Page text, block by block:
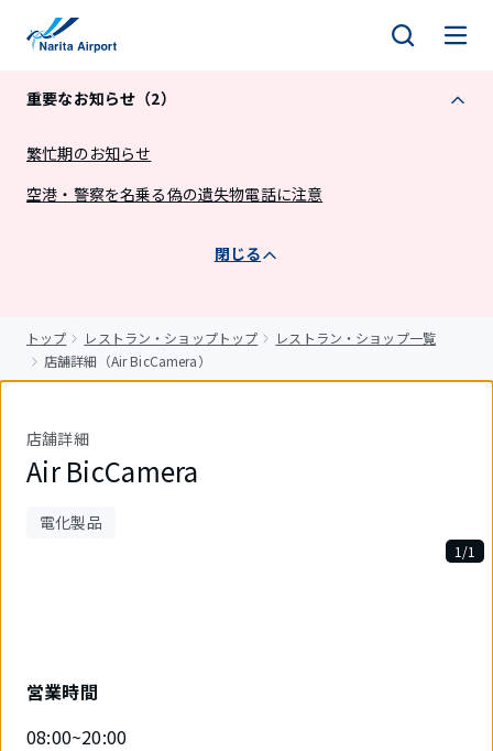
重要なお知らせ（2）
繁忙期のお知らせ
空港・警察を名乗る偽の遺失物電話に注意
閉じる
トップ レストラン・ショップトップ
レストラン・ショップ一覧
店舗詳細（Air BicCamera）
店舗詳細
Air BicCamera
電化製品
1/1
営業時間
08:00~20:00